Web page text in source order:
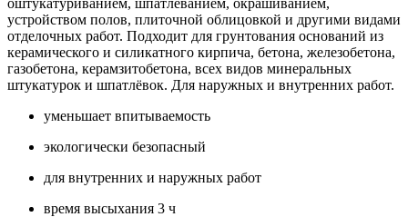
устройством полов, плиточной облицовкой и другими видами
отделочных работ. Подходит для грунтования оснований из
керамического и силикатного кирпича, бетона, железобетона,
газобетона, керамзитобетона, всех видов минеральных
штукатурок и шпатлёвок. Для наружных и внутренних работ.
уменьшает впитываемость
экологически безопасный
для внутренних и наружных работ
время высыхания 3 ч